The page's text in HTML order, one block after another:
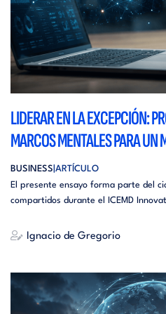
LIDERAR EN LA EXCEPCIÓN:
MARCOS MENTALES PARA UN
BUSINESS ARTÍCULO
El presente ensayo forma parte del
compartidos durante el ICEMD
Ignacio de Gregorio